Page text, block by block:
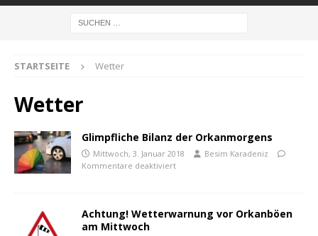
STARTSEITE Wetter
Wetter
Glimpfliche Bilanz der Orkanmorgens
Mittwoch, 3. Januar 2018
Besim Karadeniz
Kommentare deaktiviert
Achtung! Wetterwarnung vor Orkanböen
am Mittwoch